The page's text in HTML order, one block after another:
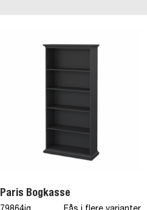
Paris Bogkasse